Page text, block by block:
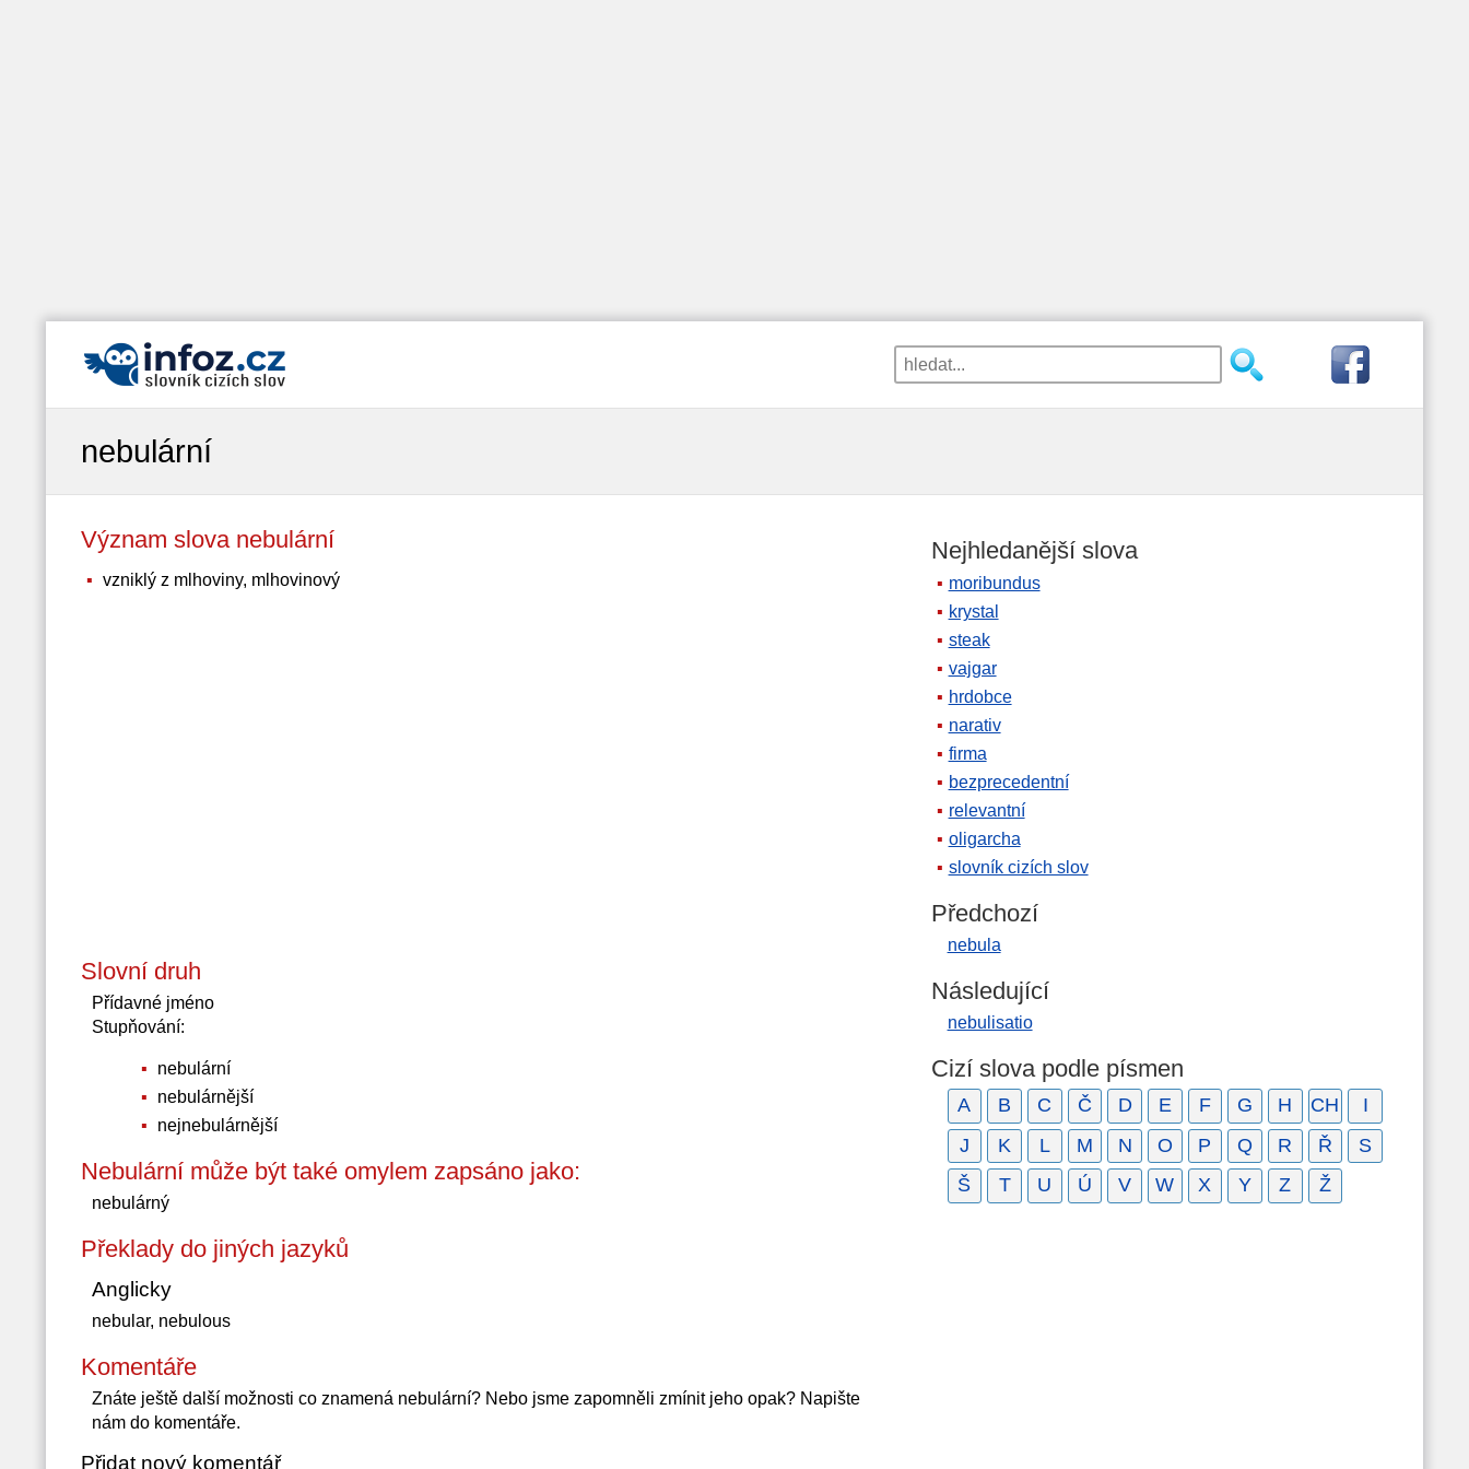
nebulární
Význam slova nebulární
vzniklý z mlhoviny, mlhovinový
Slovní druh
Přídavné jméno
Stupňování:
nebulární
nebulárnější
nejnebulárnější
Nebulární může být také omylem zapsáno jako:
nebulárný
Překlady do jiných jazyků
Anglicky
nebular, nebulous
Komentáře
Znáte ještě další možnosti co znamená nebulární? Nebo jsme zapomněli zmínit jeho opak? Napište
nám do komentáře.
Přidat nový komentář
Nejhledanější slova
moribundus
krystal
steak
vajgar
hrdobce
narativ
firma
bezprecedentní
relevantní
oligarcha
slovník cizích slov
Předchozí
nebula
Následující
nebulisatio
Cizí slova podle písmen
A B C Č D E F G H CH
I
J
K L M N O P Q R Ř
S
Š
T U Ú V W X Y Z Ž